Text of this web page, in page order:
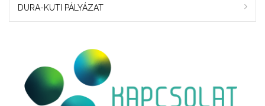
DURA-KUTI PÁLYÁZAT